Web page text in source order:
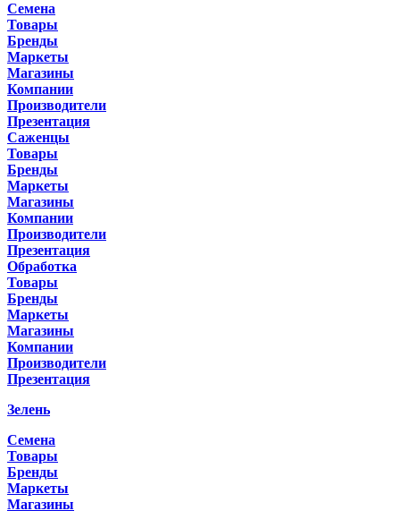
Семена
Товары
Бренды
Маркеты
Магазины
Компании
Производители
Презентация
Саженцы
Товары
Бренды
Маркеты
Магазины
Компании
Производители
Презентация
Обработка
Товары
Бренды
Маркеты
Магазины
Компании
Производители
Презентация
Зелень
Семена
Товары
Бренды
Маркеты
Магазины